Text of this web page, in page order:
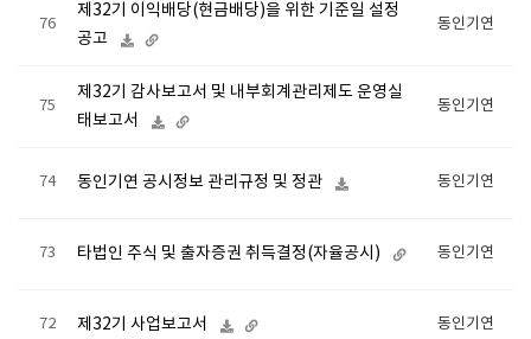
76
제32기 이익배당(현금배당)을 위한 기준일 설정
공고
동인기연
75
제32기 감사보고서 및 내부회계관리제도 운영실
태보고서
동인기연
74 동인기연 공시정보 관리규정 및 정관 동인기연
73 타법인 주식 및 출자증권 취득결정(자율공시) 동인기연
72 제32기 사업보고서 동인기연